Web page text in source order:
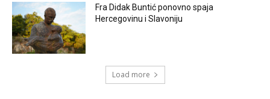
Fra Didak Buntić ponovno spaja
Hercegovinu i Slavoniju
Load more